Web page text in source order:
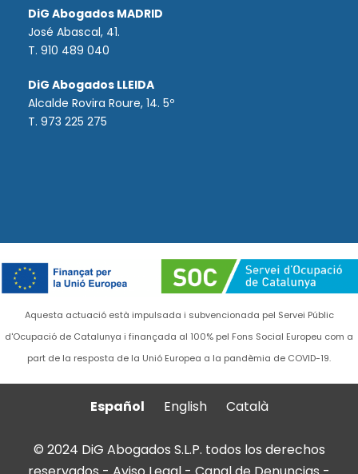
DiG Abogados MADRID
José Abascal, 41.
T. 910 489 040
DiG Abogados LLEIDA
Alcalde Rovira Roure, 14. 5º
T. 973 225 275
Aquesta actuació està impulsada i subvencionada pel Servei Públic
d'Ocupació de Catalunya i finançada al 100% pel Fons Social Europeu com a
part de la resposta de la Unió Europea a la pandèmia de COVID-19.
Español English Català
© 2024 DiG Abogados S.L.P. todos los derechos